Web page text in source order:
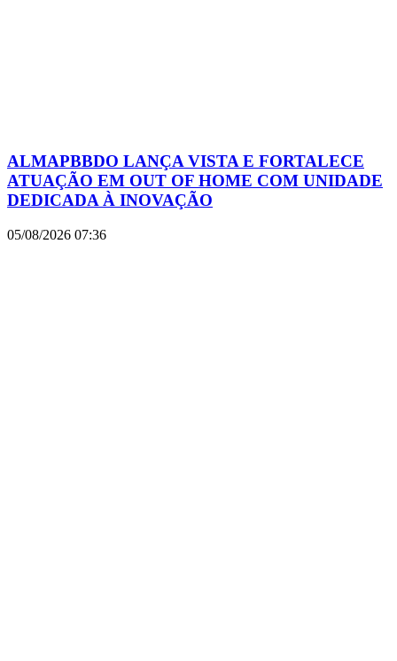
ALMAPBBDO LANÇA VISTA E FORTALECE
ATUAÇÃO EM OUT OF HOME COM UNIDADE
DEDICADA À INOVAÇÃO
05/08/2026 07:36